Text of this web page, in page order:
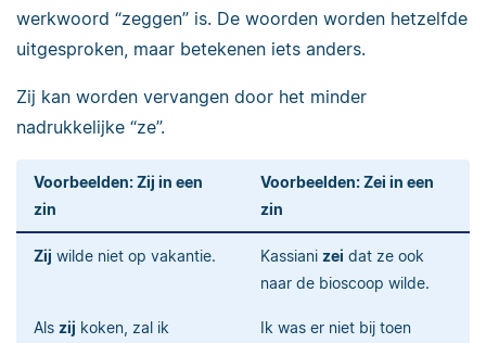
werkwoord “zeggen” is. De woorden worden hetzelfde
uitgesproken, maar betekenen iets anders.
Zij kan worden vervangen door het minder
nadrukkelijke “ze”.
Voorbeelden: Zij in een
zin
Voorbeelden: Zei in een
zin
Zij wilde niet op vakantie. Kassiani zei dat ze ook
naar de bioscoop wilde.
Als zij koken, zal ik
Ik was er niet bij toen